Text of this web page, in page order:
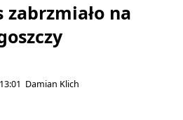
zabrzmiało na
Damian Klich